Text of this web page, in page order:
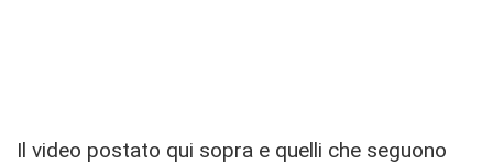
Il video postato qui sopra e quelli che seguono